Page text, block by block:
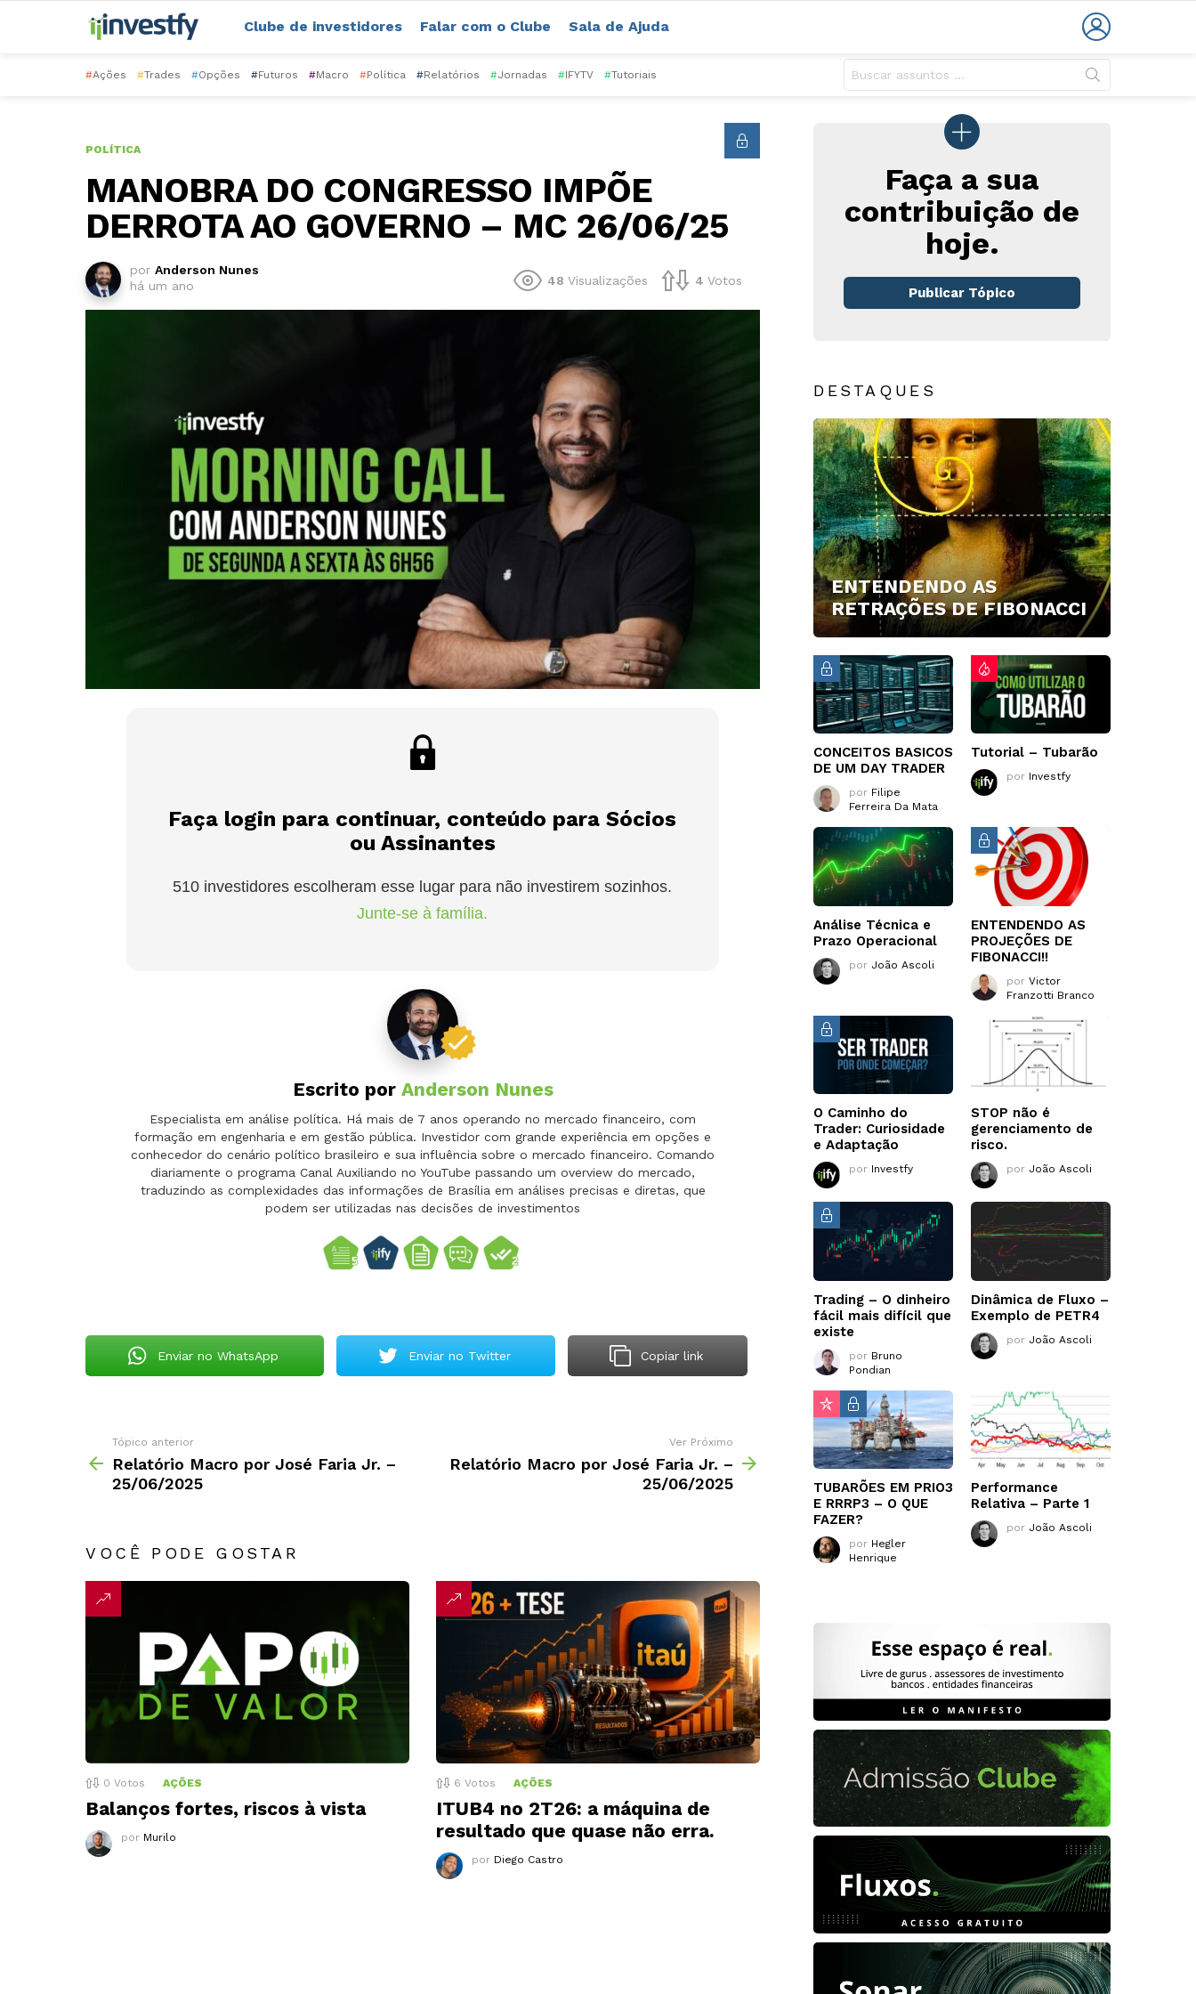
Clube de investidores Falar com o Clube Sala de Ajuda
#Ações #Trades #Opções #Futuros #Macro #Política #Relatórios #Jornadas #IFYTV #Tutoriais
POLÍTICA
MANOBRA DO CONGRESSO IMPÕE
DERROTA AO GOVERNO – MC 26/06/25
por Anderson Nunes
há um ano
48 Visualizações 4 Votos
Faça login para continuar, conteúdo para Sócios
ou Assinantes
510 investidores escolheram esse lugar para não investirem sozinhos.
Junte-se à família.
Escrito por Anderson Nunes
Especialista em análise política. Há mais de 7 anos operando no mercado financeiro, com
formação em engenharia e em gestão pública. Investidor com grande experiência em opções e
conhecedor do cenário político brasileiro e sua influência sobre o mercado financeiro. Comando
diariamente o programa Canal Auxiliando no YouTube passando um overview do mercado,
traduzindo as complexidades das informações de Brasília em análises precisas e diretas, que
podem ser utilizadas nas decisões de investimentos
Enviar no WhatsApp Enviar no Twitter Copiar link
Tópico anterior
Relatório Macro por José Faria Jr. –
25/06/2025
Ver Próximo
Relatório Macro por José Faria Jr. –
25/06/2025
VOCÊ PODE GOSTAR
0 Votos AÇÕES
Balanços fortes, riscos à vista
por Murilo
6 Votos AÇÕES
ITUB4 no 2T26: a máquina de
resultado que quase não erra.
por Diego Castro
Faça a sua
contribuição de
hoje.
Publicar Tópico
DESTAQUES
ENTENDENDO AS
RETRAÇÕES DE FIBONACCI
CONCEITOS BASICOS
DE UM DAY TRADER
por Filipe
Ferreira Da Mata
Tutorial – Tubarão
por Investfy
Análise Técnica e
Prazo Operacional
por João Ascoli
ENTENDENDO AS
PROJEÇÕES DE
FIBONACCI!!
por Victor
Franzotti Branco
O Caminho do
Trader: Curiosidade
e Adaptação
por Investfy
STOP não é
gerenciamento de
risco.
por João Ascoli
Trading – O dinheiro
fácil mais difícil que
existe
por Bruno
Pondian
Dinâmica de Fluxo –
Exemplo de PETR4
por João Ascoli
TUBARÕES EM PRIO3
E RRRP3 – O QUE
FAZER?
por Hegler
Henrique
Performance
Relativa – Parte 1
por João Ascoli